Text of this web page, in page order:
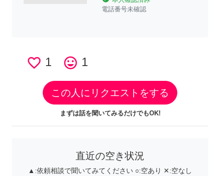
電話番号未確認
favorite_border 1 tag_faces 1
この人にリクエストをする
まずは話を聞いてみるだけでもOK!
直近の空き状況
▲:依頼相談で聞いてみてください ○:空あり ✕:空なし